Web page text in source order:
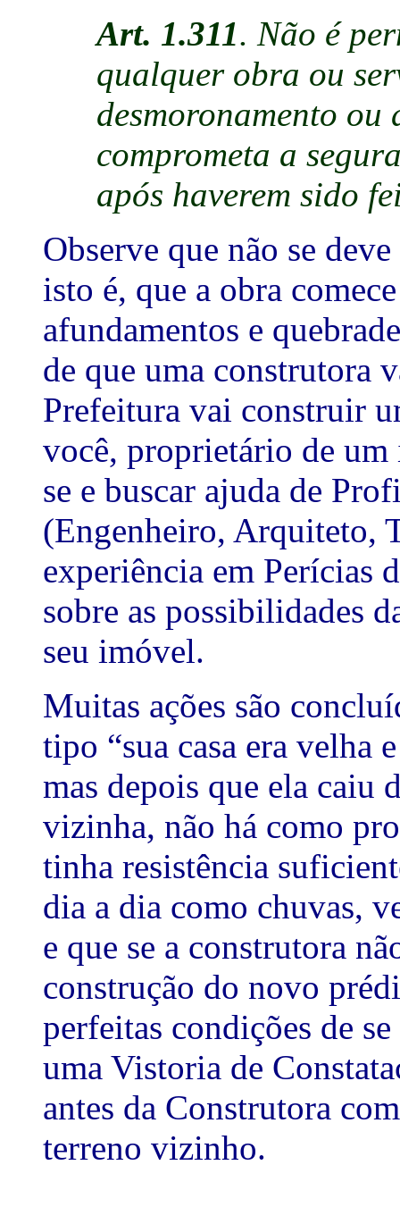
Art. 1.311. Não é
qualquer obra ou
desmoronamento ou
comprometa a
após haverem sido
Observe que não se
isto é, que a obra
afundamentos e
de que uma construtora
Prefeitura vai construir
você, proprietário de
se e buscar ajuda de
(Engenheiro, Arquiteto,
experiência em Perícias
sobre as possibilidades
seu imóvel.
Muitas ações são
tipo “sua casa era velha
mas depois que ela caiu
vizinha, não há como
tinha resistência
dia a dia como chuvas,
e que se a construtora
construção do novo
perfeitas condições de
uma Vistoria de
antes da Construtora
terreno vizinho.